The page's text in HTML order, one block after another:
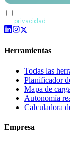
privacidad
Herramientas
Todas las
Planificador
Mapa de
Autonomía
Calculadora
Empresa